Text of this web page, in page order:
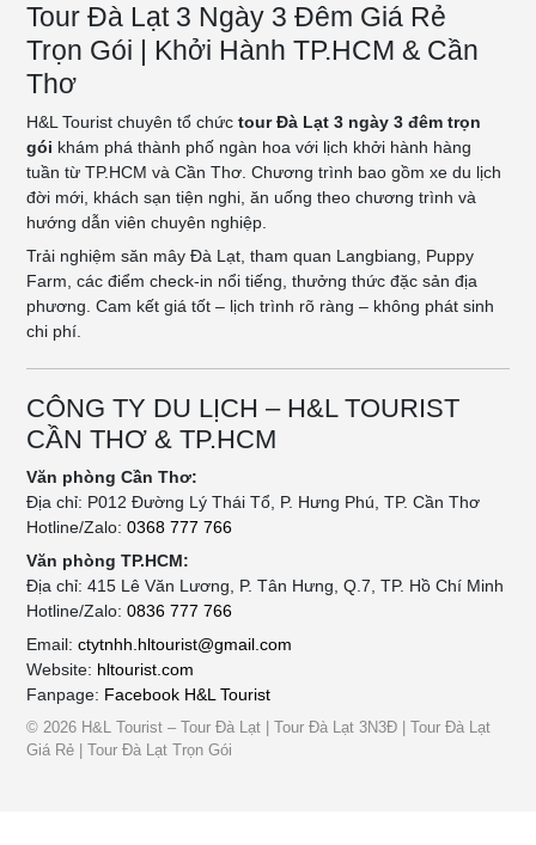
Tour Đà Lạt 3 Ngày 3 Đêm Giá Rẻ
Trọn Gói | Khởi Hành TP.HCM & Cần
Thơ
H&L Tourist chuyên tổ chứctour Đà Lạt 3 ngày 3 đêm trọn
gói khám phá thành phố ngàn hoa với lịch khởi hành hàng
tuần từ TP.HCM và Cần Thơ. Chương trình bao gồm xe du lịch
đời mới, khách sạn tiện nghi, ăn uống theo chương trình và
hướng dẫn viên chuyên nghiệp.
Trải nghiệm săn mây Đà Lạt, tham quan Langbiang, Puppy
Farm, các điểm check-in nổi tiếng, thưởng thức đặc sản địa
phương. Cam kết giá tốt – lịch trình rõ ràng – không phát sinh
chi phí.
CÔNG TY DU LỊCH – H&L TOURIST
CẦN THƠ & TP.HCM
Văn phòng Cần Thơ:
Địa chỉ: P012 Đường Lý Thái Tổ, P. Hưng Phú, TP. Cần Thơ
Hotline/Zalo:0368 777 766
Văn phòng TP.HCM:
Địa chỉ: 415 Lê Văn Lương, P. Tân Hưng, Q.7, TP. Hồ Chí Minh
Hotline/Zalo:0836 777 766
Email:ctytnhh.hltourist@gmail.com
Website: hltourist.com
Fanpage: Facebook H&L Tourist
© 2026 H&L Tourist – Tour Đà Lạt | Tour Đà Lạt 3N3Đ | Tour Đà Lạt
Giá Rẻ | Tour Đà Lạt Trọn Gói